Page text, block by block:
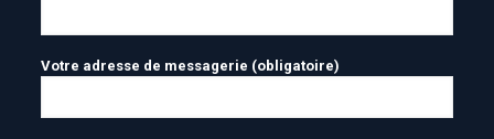
Votre adresse de messagerie (obligatoire)